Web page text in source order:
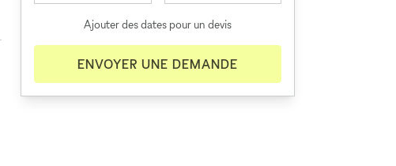
Ajouter des dates pour un devis
ENVOYER UNE DEMANDE